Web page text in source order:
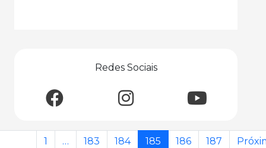
Redes Sociais
1 … 183 184 185 186 187